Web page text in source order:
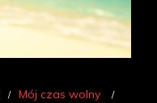
Mój czas wolny